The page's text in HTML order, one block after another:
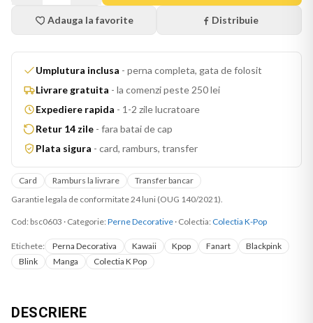
Adauga la favorite Distribuie
Umplutura inclusa - perna completa, gata de folosit
Livrare gratuita - la comenzi peste 250 lei
Expediere rapida - 1-2 zile lucratoare
Retur 14 zile - fara batai de cap
Plata sigura - card, ramburs, transfer
Card Ramburs la livrare
Transfer bancar
Garantie legala de conformitate 24 luni (OUG 140/2021).
Cod: bsc0603 · Categorie: Perne Decorative · Colectia: Colectia K-Pop
Etichete: Perna Decorativa Kawaii Kpop Fanart
Blackpink
Blink
Manga Colectia K Pop
DESCRIERE